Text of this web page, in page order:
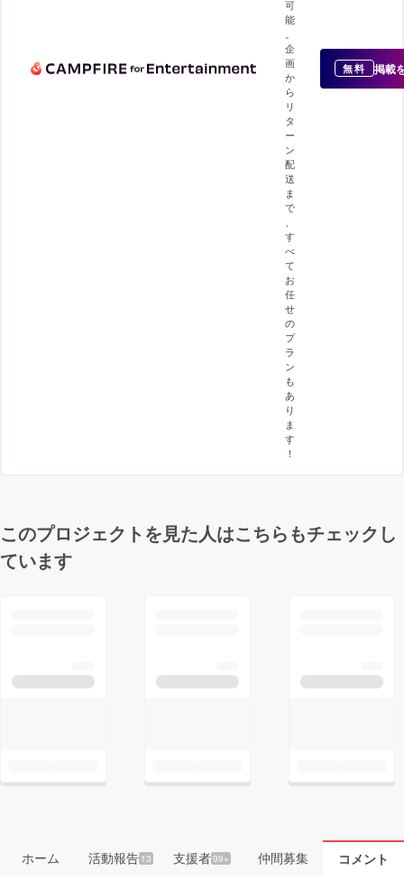
可
能
企
画
か
ら
リ
タ
ー
ン
配
送
ま
で
す
べ
て
お
任
せ
の
プ
ラ
ン
も
あ
り
ま
す
！
無料 掲載
このプロジェクトを見た人はこちらもチェックし
ています
ホーム 活動報告13 支援者99+ 仲間募集 コメント